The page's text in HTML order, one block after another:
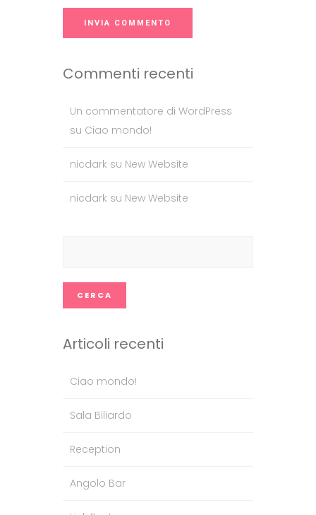
Commenti recenti
Un commentatore di WordPress
su Ciao mondo!
nicdark su New Website
nicdark su New Website
Articoli recenti
Ciao mondo!
Sala Biliardo
Reception
Angolo Bar